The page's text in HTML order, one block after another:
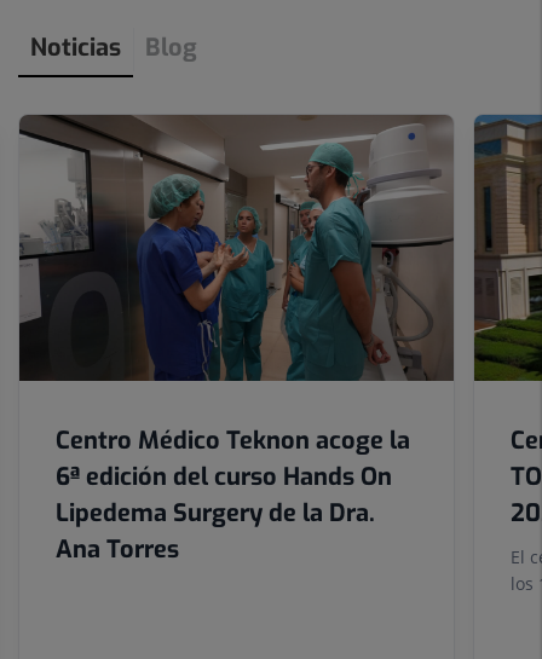
deNoticias Blog
Número
diapositivas:
Centro Médico Teknon acoge la
6ª edición del curso Hands On
Lipedema Surgery de la Dra.
Ana Torres
El
los